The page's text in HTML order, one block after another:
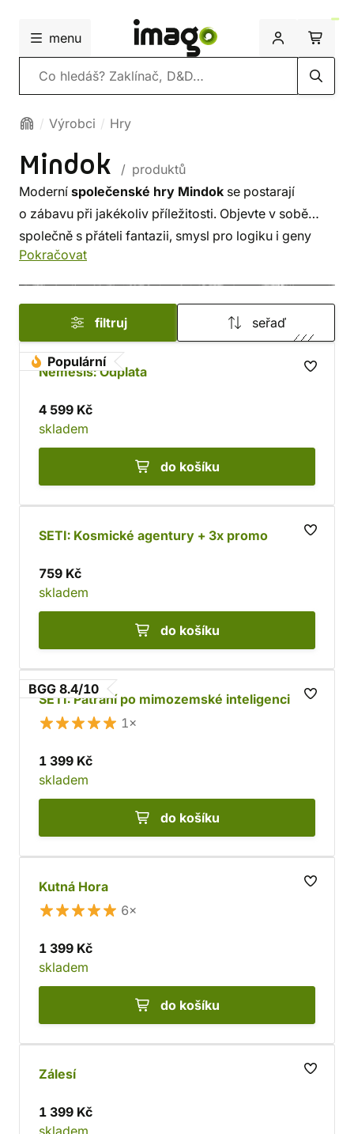
menu
Vyhledávání
Výrobci Hry
Mindok
/ produktů
Moderní společenské hry Mindok se postarají
o zábavu při jakékoliv příležitosti. Objevte v sobě
společně s přáteli fantazii, smysl pro logiku i geny
válečných stratégů! Stolní hry pro děti i dospělé jsou
ať už se jedná o vzdělávací hry, hry pro dobyvatele
nebo párty hry, které zapojí do zábavy celé
osazenstvo večírku.
Pokračovat
filtruj seřaď
Populární
Nemesis: Odplata
4 599 Kč
skladem
do košíku
SETI: Kosmické agentury + 3x promo
759 Kč
skladem
do košíku
BGG 8.4/10
SETI: Pátrání po mimozemské inteligenci
1×
1 399 Kč
skladem
do košíku
Kutná Hora
6×
1 399 Kč
skladem
do košíku
Zálesí
1 399 Kč
skladem